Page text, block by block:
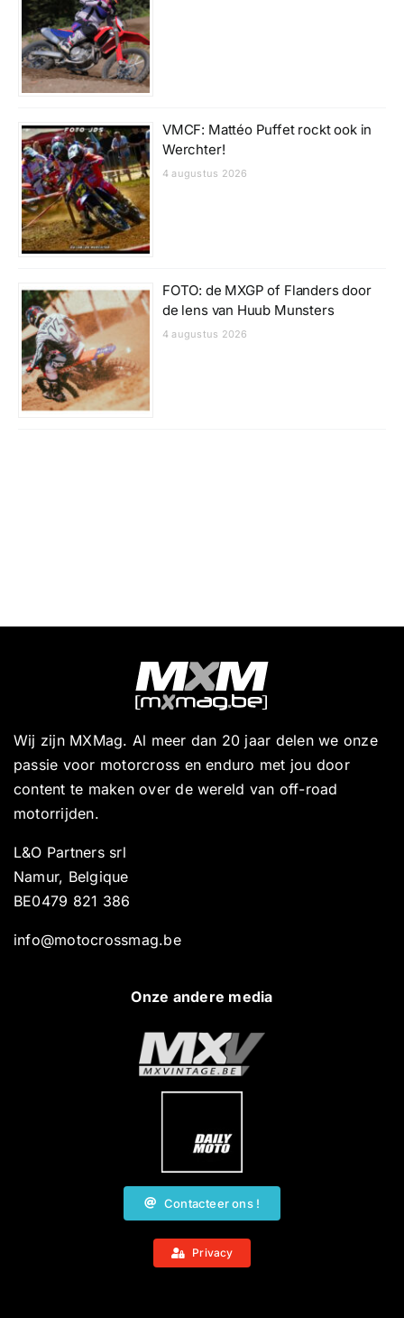
VMCF: Mattéo Puffet rockt ook in
Werchter!
4 augustus 2026
FOTO: de MXGP of Flanders door
de lens van Huub Munsters
4 augustus 2026
Wij zijn MXMag. Al meer dan 20 jaar delen we onze
passie voor motorcross en enduro met jou door
content te maken over de wereld van off-road
motorrijden.
L&O Partners srl
Namur, Belgique
BE0479 821 386
info@motocrossmag.be
Onze andere media
Contacteer ons !
Privacy